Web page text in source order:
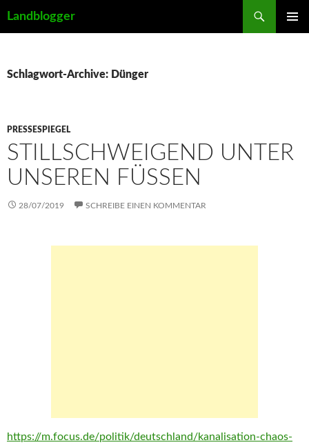
Landblogger
Schlagwort-Archive: Dünger
PRESSESPIEGEL
STILLSCHWEIGEND UNTER
UNSEREN FÜSSEN
28/07/2019 SCHREIBE EINEN KOMMENTAR
https://m.focus.de/politik/deutschland/kanalisation-chaos-